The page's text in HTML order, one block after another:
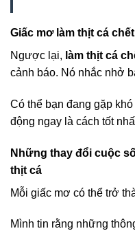
Giấc mơ làm thịt cá chết
Ngược lại, làm thịt cá
cảnh báo. Nó nhắc nhở
Có thể bạn đang gặp
động ngay là cách tốt
Những thay đổi cuộc
thịt cá
Mỗi giấc mơ có thể trở
Mình tin rằng những